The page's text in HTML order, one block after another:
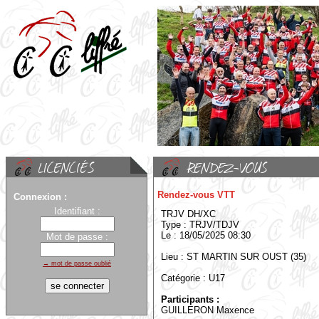
Connexion :
Identifiant :
Mot de passe :
→ mot de passe oublié
Rendez-vous VTT
TRJV DH/XC
Type : TRJV/TDJV
Le : 18/05/2025 08:30
Lieu : ST MARTIN SUR OUST (35)
Catégorie : U17
Participants :
GUILLERON Maxence